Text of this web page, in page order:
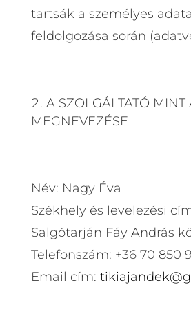
tartsák a személyes
feldolgozása során
A SZOLGÁLTATÓ MINT
MEGNEVEZÉSE
Név: Nagy Éva
Székhely és levelezési
Salgótarján Fáy András
Telefonszám: +36 70 850
Email cím: